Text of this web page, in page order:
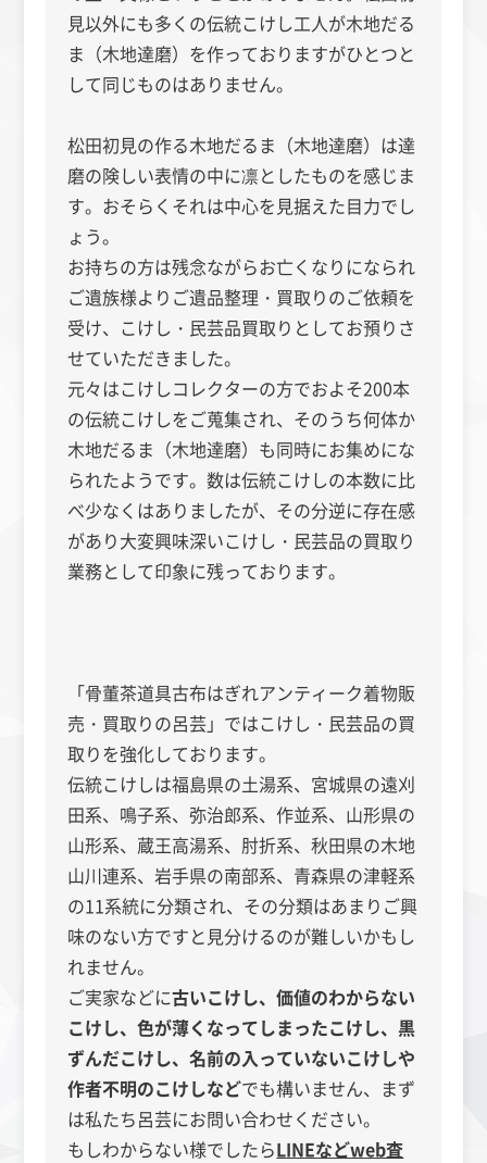
見以外にも多くの伝統こけし工人が木地だる
ま（木地達磨）を作っておりますがひとつと
して同じものはありません。
松田初見の作る木地だるま（木地達磨）は達
磨の険しい表情の中に凛としたものを感じま
す。おそらくそれは中心を見据えた目力でし
ょう。
お持ちの方は残念ながらお亡くなりになられ
ご遺族様よりご遺品整理・買取りのご依頼を
受け、こけし・民芸品買取りとしてお預りさ
せていただきました。
元々はこけしコレクターの方でおよそ200本
の伝統こけしをご蒐集され、そのうち何体か
木地だるま（木地達磨）も同時にお集めにな
られたようです。数は伝統こけしの本数に比
べ少なくはありましたが、その分逆に存在感
があり大変興味深いこけし・民芸品の買取り
業務として印象に残っております。
「骨董茶道具古布はぎれアンティーク着物販
売・買取りの呂芸」ではこけし・民芸品の買
取りを強化しております。
伝統こけしは福島県の土湯系、 宮城県の遠刈
田系、鳴子系、弥治郎系、作並系、山形県の
山形系、蔵王高湯系、肘折系、秋田県の木地
山川連系、岩手県の南部系、青森県の津軽系
の11系統に分類され、その分類はあまりご興
味のない方ですと見分けるのが難しいかもし
れません。
ご実家などに古いこけし、価値のわからない
こけし、色が薄くなってしまったこけし、黒
ずんだこけし、名前の入っていないこけしや
作者不明のこけしなどでも構いません、まず
は私たち呂芸にお問い合わせください。
もしわからない様でしたらLINEなどweb査